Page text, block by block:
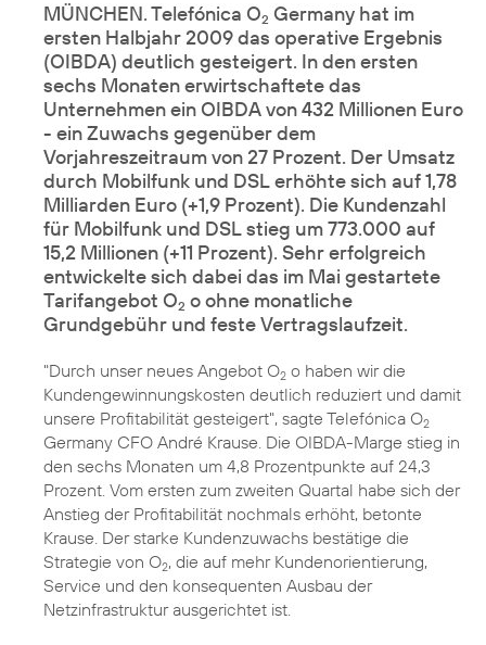
MÜNCHEN. Telefónica O2 Germany hat im
ersten Halbjahr 2009 das operative Ergebnis
(OIBDA) deutlich gesteigert. In den ersten
sechs Monaten erwirtschaftete das
Unternehmen ein OIBDA von 432 Millionen Euro
- ein Zuwachs gegenüber dem
Vorjahreszeitraum von 27 Prozent. Der Umsatz
durch Mobilfunk und DSL erhöhte sich auf 1,78
Milliarden Euro (+1,9 Prozent). Die Kundenzahl
für Mobilfunk und DSL stieg um 773.000 auf
15,2 Millionen (+11 Prozent). Sehr erfolgreich
entwickelte sich dabei das im Mai gestartete
Tarifangebot O2 o ohne monatliche
Grundgebühr und feste Vertragslaufzeit.
"Durch unser neues Angebot O2 o haben wir die
Kundengewinnungskosten deutlich reduziert und damit
unsere Profitabilität gesteigert", sagte Telefónica O2
Germany CFO André Krause. Die OIBDA-Marge stieg in
den sechs Monaten um 4,8 Prozentpunkte auf 24,3
Prozent. Vom ersten zum zweiten Quartal habe sich der
Anstieg der Profitabilität nochmals erhöht, betonte
Krause. Der starke Kundenzuwachs bestätige die
Strategie von O2, die auf mehr Kundenorientierung,
Service und den konsequenten Ausbau der
Netzinfrastruktur ausgerichtet ist.